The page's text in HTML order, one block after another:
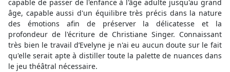
capable de passer de l'enfance à l'âge adulte jusqu'au grand
âge, capable aussi d'un équilibre très précis dans la nature
des émotions afin de préserver la délicatesse et la
profondeur de l'écriture de Christiane Singer. Connaissant
très bien le travail d’Evelyne je n'ai eu aucun doute sur le fait
qu'elle serait apte à distiller toute la palette de nuances dans
le jeu théâtral nécessaire.